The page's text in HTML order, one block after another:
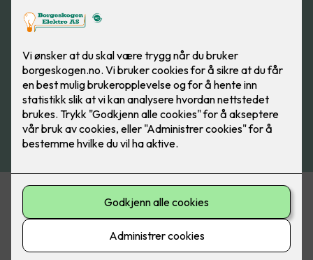
Acti9 iC65 - jordfeilautomaten med
to funksjoner.
Acti9 iC65 RCBO er ikke bare en sikring det er en